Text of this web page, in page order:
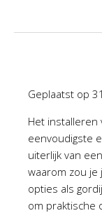
Geplaatst op
Het installeren
eenvoudigste
uiterlijk van
waarom zou je
opties als
om praktische